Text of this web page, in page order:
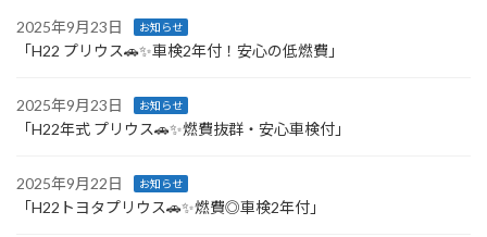
2025年9月23日 お知らせ
「H22 プリウス🚗✨車検2年付！安心の低燃費」
2025年9月23日 お知らせ
「H22年式 プリウス🚗✨燃費抜群・安心車検付」
2025年9月22日 お知らせ
「H22トヨタプリウス🚗✨燃費◎車検2年付」